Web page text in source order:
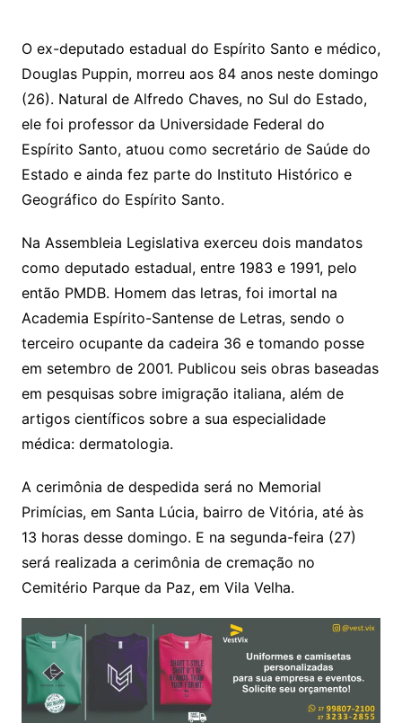
at
s
A
p
p
c
e
b
o
o
k
itt
er
ai
l
O ex-deputado estadual do Espírito Santo e médico,
Douglas Puppin, morreu aos 84 anos neste domingo
(26). Natural de Alfredo Chaves, no Sul do Estado,
ele foi professor da Universidade Federal do
Espírito Santo, atuou como secretário de Saúde do
Estado e ainda fez parte do Instituto Histórico e
Geográfico do Espírito Santo.
Na Assembleia Legislativa exerceu dois mandatos
como deputado estadual, entre 1983 e 1991, pelo
então PMDB. Homem das letras, foi imortal na
Academia Espírito-Santense de Letras, sendo o
terceiro ocupante da cadeira 36 e tomando posse
em setembro de 2001. Publicou seis obras baseadas
em pesquisas sobre imigração italiana, além de
artigos científicos sobre a sua especialidade
médica: dermatologia.
A cerimônia de despedida será no Memorial
Primícias, em Santa Lúcia, bairro de Vitória, até às
13 horas desse domingo. E na segunda-feira (27)
será realizada a cerimônia de cremação no
Cemitério Parque da Paz, em Vila Velha.